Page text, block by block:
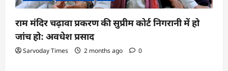
राम मंदिर चढ़ावा प्रकरण की सुप्रीम कोर्ट निगरानी में हो
जांच हो: अवधेश प्रसाद
Sarvoday Times 2 months ago 0